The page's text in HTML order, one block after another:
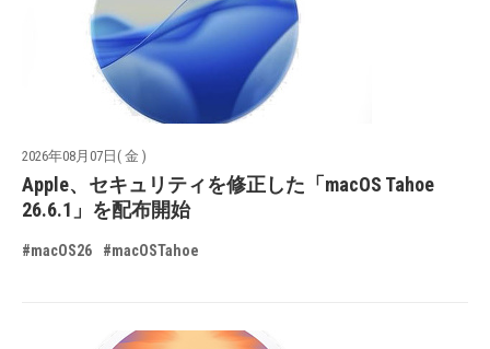
2026年08月07日( 金 )
Apple、セキュリティを修正した「macOS Tahoe
26.6.1」を配布開始
#macOS26 #macOSTahoe